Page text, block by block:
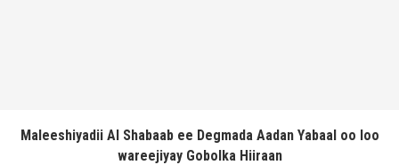
Maleeshiyadii Al Shabaab ee Degmada Aadan Yabaal oo loo
wareejiyay Gobolka Hiiraan